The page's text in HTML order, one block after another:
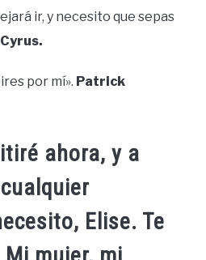
ir, y necesito que sepas
por mí». Patrick
ahora, y a
Elise. Te